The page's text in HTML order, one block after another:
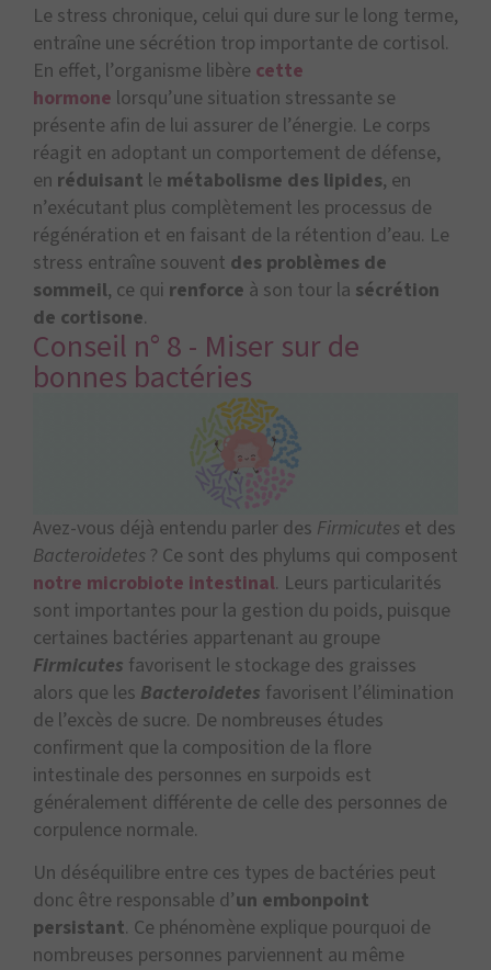
Le stress chronique, celui qui dure sur le long terme,
entraîne une sécrétion trop importante de cortisol.
En effet, l’organisme libère cette
hormone lorsqu’une situation stressante se
présente afin de lui assurer de l’énergie. Le corps
réagit en adoptant un comportement de défense,
en réduisant le métabolisme des lipides, en
n’exécutant plus complètement les processus de
régénération et en faisant de la rétention d’eau. Le
stress entraîne souvent des problèmes de
sommeil, ce qui renforce à son tour la sécrétion
de cortisone.
Conseil n° 8 - Miser sur de
bonnes bactéries
Avez-vous déjà entendu parler des Firmicutes et des
Bacteroidetes ? Ce sont des phylums qui composent
notre microbiote intestinal. Leurs particularités
sont importantes pour la gestion du poids, puisque
certaines bactéries appartenant au groupe
Firmicutes favorisent le stockage des graisses
alors que les Bacteroidetes favorisent l’élimination
de l’excès de sucre. De nombreuses études
confirment que la composition de la flore
intestinale des personnes en surpoids est
généralement différente de celle des personnes de
corpulence normale.
Un déséquilibre entre ces types de bactéries peut
donc être responsable d’un embonpoint
persistant. Ce phénomène explique pourquoi de
nombreuses personnes parviennent au même